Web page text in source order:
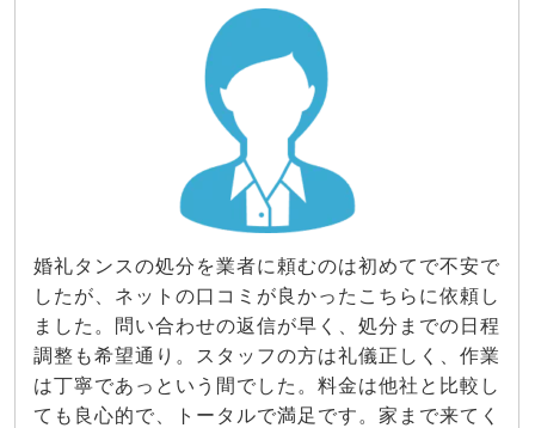
婚礼タンスの処分を業者に頼むのは初めてで不安で
したが、ネットの口コミが良かったこちらに依頼し
ました。問い合わせの返信が早く、処分までの日程
調整も希望通り。スタッフの方は礼儀正しく、作業
は丁寧であっという間でした。料金は他社と比較し
ても良心的で、トータルで満足です。家まで来てく